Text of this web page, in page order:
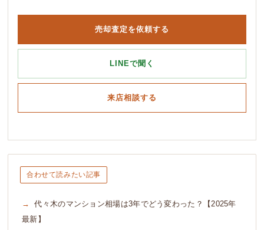
売却査定を依頼する
LINEで聞く
来店相談する
合わせて読みたい記事
代々木のマンション相場は3年でどう変わった？【2025年
最新】